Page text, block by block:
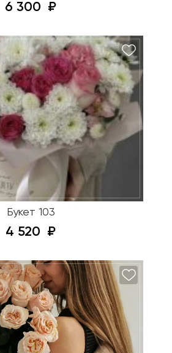
6 300
Букет 103
4 520